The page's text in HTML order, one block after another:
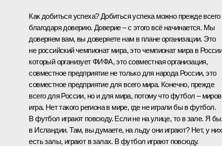
Как добиться успеха? Добиться успеха можно прежде всего
благодаря доверию. Доверие – с этого всё начинается. Мы
доверяем вам, вы доверяете нам в плане организации. Это
не российский чемпионат мира, это чемпионат мира в
который организует ФИФА, это совместная организация,
совместное предприятие не только для народа России, это
совместное предприятие для всего мира. Конечно, прежде
всего для России, но и для мира, потому что футбол –
игра. Нет такого региона в мире, где не играли бы в футбол.
В футбол играют повсюду. Если не на улице, то в зале. Я
в Исландии. Там, вы думаете, на льду они играют? Нет, у них
есть залы, играют в залах. В футбол играют повсюду.